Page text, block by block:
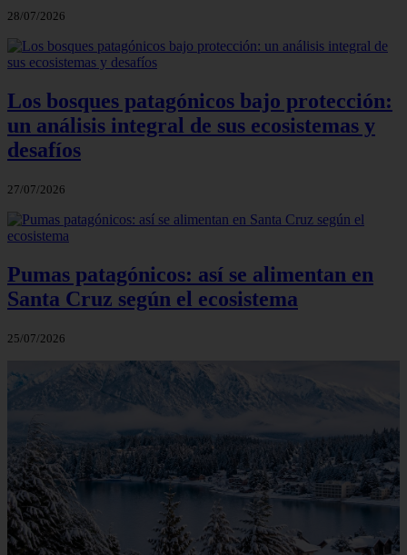
28/07/2026
Los bosques patagónicos bajo protección:
un análisis integral de sus ecosistemas y
desafíos
27/07/2026
Pumas patagónicos: así se alimentan en
Santa Cruz según el ecosistema
25/07/2026